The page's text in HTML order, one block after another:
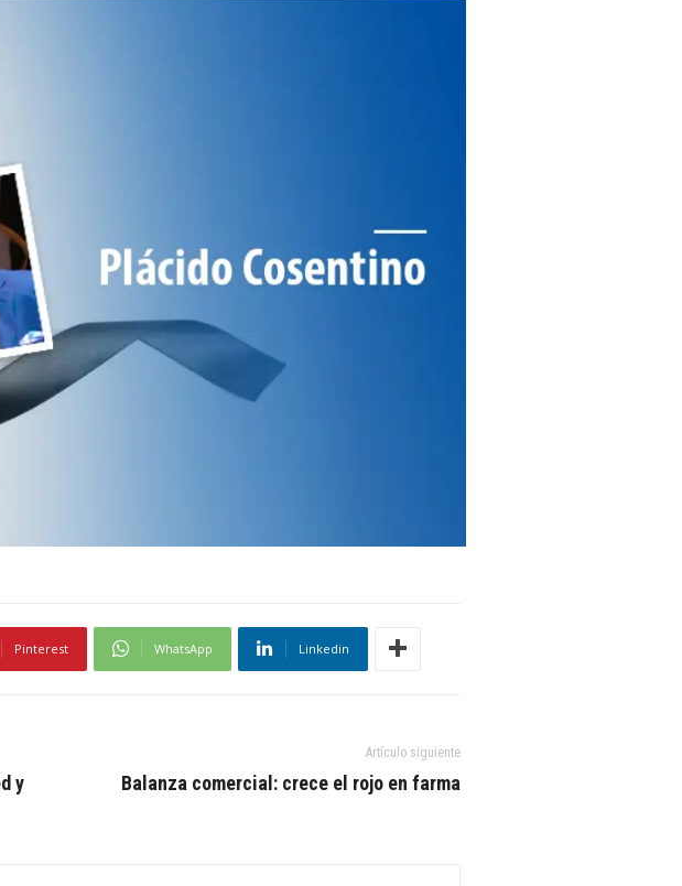
Pinterest WhatsApp Linkedin
y
Artículo siguiente
Balanza comercial: crece el rojo en farma